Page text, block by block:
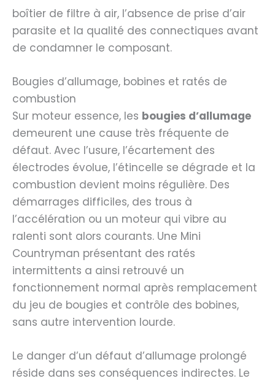
boîtier de filtre à air, l’absence de prise d’air
parasite et la qualité des connectiques avant
de condamner le composant.
Bougies d’allumage, bobines et ratés de
combustion
Sur moteur essence, les bougies d’allumage
demeurent une cause très fréquente de
défaut. Avec l’usure, l’écartement des
électrodes évolue, l’étincelle se dégrade et la
combustion devient moins régulière. Des
démarrages difficiles, des trous à
l’accélération ou un moteur qui vibre au
ralenti sont alors courants. Une Mini
Countryman présentant des ratés
intermittents a ainsi retrouvé un
fonctionnement normal après remplacement
du jeu de bougies et contrôle des bobines,
sans autre intervention lourde.
Le danger d’un défaut d’allumage prolongé
réside dans ses conséquences indirectes. Le